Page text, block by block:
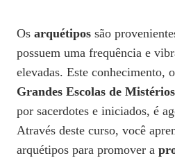
Os arquétipos são
possuem uma frequência e
elevadas. Este conhecimento,
Grandes Escolas de Mistérios
por sacerdotes e iniciados, é
Através deste curso, você
arquétipos para promover a